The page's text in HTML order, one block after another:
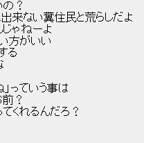
？
来ない糞住民と荒らしだよ
ゃねーよ
方がいい
る
っていう事は
？
くれるんだろ？